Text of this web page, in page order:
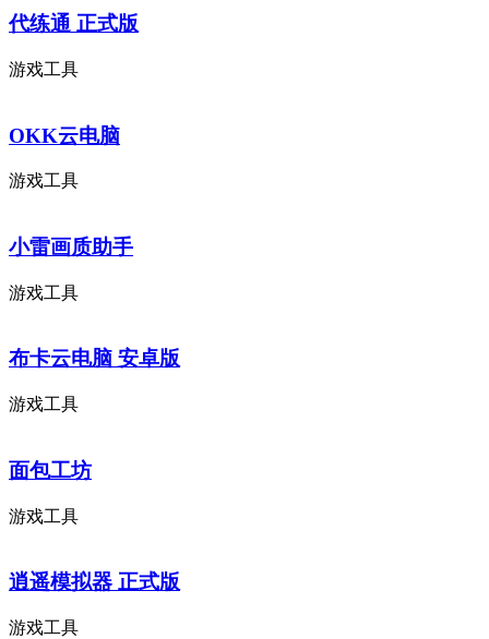
代练通 正式版
游戏工具
OKK云电脑
游戏工具
小雷画质助手
游戏工具
布卡云电脑 安卓版
游戏工具
面包工坊
游戏工具
逍遥模拟器 正式版
游戏工具